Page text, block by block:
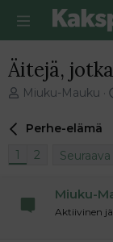
Äitejä,
V
e
i
e
t
Miuku-Mauku
Perhe-elämä
1
2 Seuraava
Miuku-
Aktiivinen